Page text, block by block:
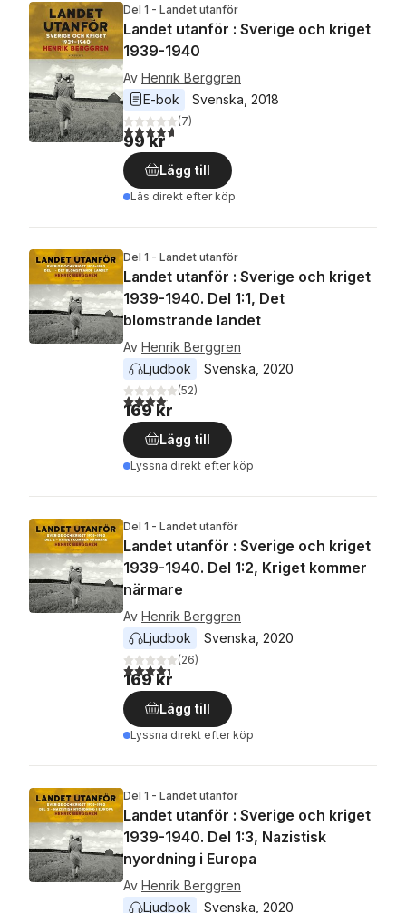
Del 1 - Landet utanför
Landet utanför : Sverige och kriget
1939-1940
Av Henrik Berggren
E-bok
Svenska 2018
4,7utav 5 stjärnor. Totalt antal röster:
(7)
99 kr
Lägg till
Läs direkt efter köp
Del 1 - Landet utanför
Landet utanför : Sverige och kriget
1939-1940. Del 1:1, Det
blomstrande landet
Av Henrik Berggren
Ljudbok
Svenska 2020
4,1utav 5 stjärnor. Totalt antal röster:
(52)
169 kr
Lägg till
Lyssna direkt efter köp
Del 1 - Landet utanför
Landet utanför : Sverige och kriget
1939-1940. Del 1:2, Kriget kommer
närmare
Av Henrik Berggren
Ljudbok
Svenska 2020
4,3utav 5 stjärnor. Totalt antal röster:
(26)
169 kr
Lägg till
Lyssna direkt efter köp
Del 1 - Landet utanför
Landet utanför : Sverige och kriget
1939-1940. Del 1:3, Nazistisk
nyordning i Europa
Av Henrik Berggren
Ljudbok
Svenska 2020